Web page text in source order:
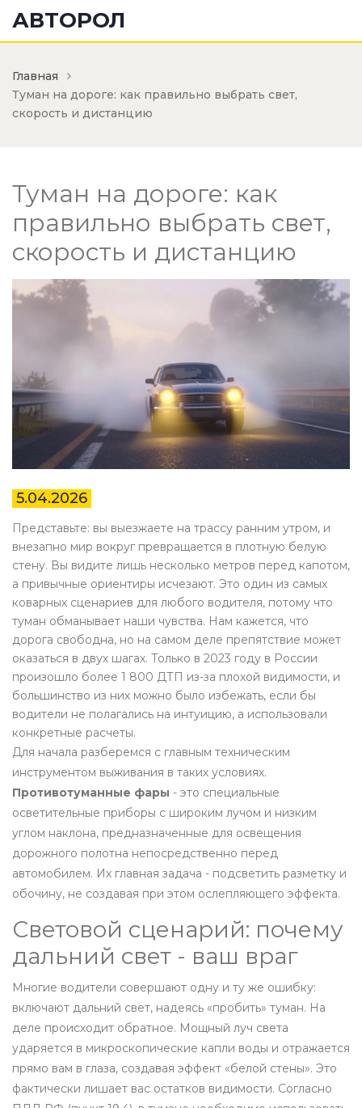
АВТОРОЛ
Главная
Туман на дороге: как правильно выбрать свет,
скорость и дистанцию
Туман на дороге: как
правильно выбрать свет,
скорость и дистанцию
5.04.2026
Представьте: вы выезжаете на трассу ранним утром, и
внезапно мир вокруг превращается в плотную белую
стену. Вы видите лишь несколько метров перед капотом,
а привычные ориентиры исчезают. Это один из самых
коварных сценариев для любого водителя, потому что
туман обманывает наши чувства. Нам кажется, что
дорога свободна, но на самом деле препятствие может
оказаться в двух шагах. Только в 2023 году в России
произошло более 1 800 ДТП из-за плохой видимости, и
большинство из них можно было избежать, если бы
водители не полагались на интуицию, а использовали
конкретные расчеты.
Для начала разберемся с главным техническим
инструментом выживания в таких условиях.
Противотуманные фары - это специальные
осветительные приборы с широким лучом и низким
углом наклона, предназначенные для освещения
дорожного полотна непосредственно перед
автомобилем. Их главная задача - подсветить разметку и
обочину, не создавая при этом ослепляющего эффекта.
Световой сценарий: почему
дальний свет - ваш враг
Многие водители совершают одну и ту же ошибку:
включают дальний свет, надеясь «пробить» туман. На
деле происходит обратное. Мощный луч света
ударяется в микроскопические капли воды и отражается
прямо вам в глаза, создавая эффект «белой стены». Это
фактически лишает вас остатков видимости. Согласно